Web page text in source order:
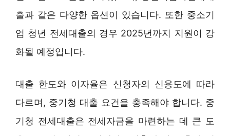
출과 같은 다양한 옵션이 있습니다. 또한 중소기
업 청년 전세대출의 경우 2025년까지 지원이 강
화될 예정입니다.
대출 한도와 이자율은 신청자의 신용도에 따라
다르며, 중기청 대출 요건을 충족해야 합니다. 중
기청 전세대출은 전세자금을 마련하는 데 큰 도